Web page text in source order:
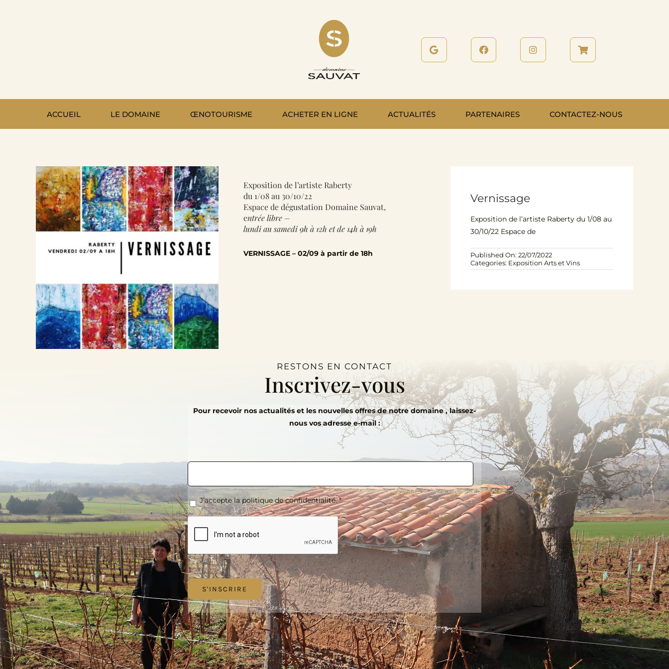
ACCUEIL LE DOMAINE ŒNOTOURISME ACHETER EN LIGNE ACTUALITÉS PARTENAIRES CONTACTEZ-NOUS
Exposition de l’artiste Raberty
du 1/08 au 30/10/22
Espace de dégustation Domaine Sauvat,
entrée libre –
lundi au samedi 9h à 12h et de 14h à 19h
VERNISSAGE – 02/09 à partir de 18h
Vernissage
Exposition de l’artiste Raberty du 1/08 au
30/10/22 Espace de
Published On: 22/07/2022
Categories: Exposition Arts et Vins
RESTONS EN CONTACT
Inscrivez-vous
Pour recevoir nos actualités et les nouvelles offres de notre domaine , laissez-
nous vos adresse e-mail :
E-
RGPD *
J’accepte la politique de confidentialité. *